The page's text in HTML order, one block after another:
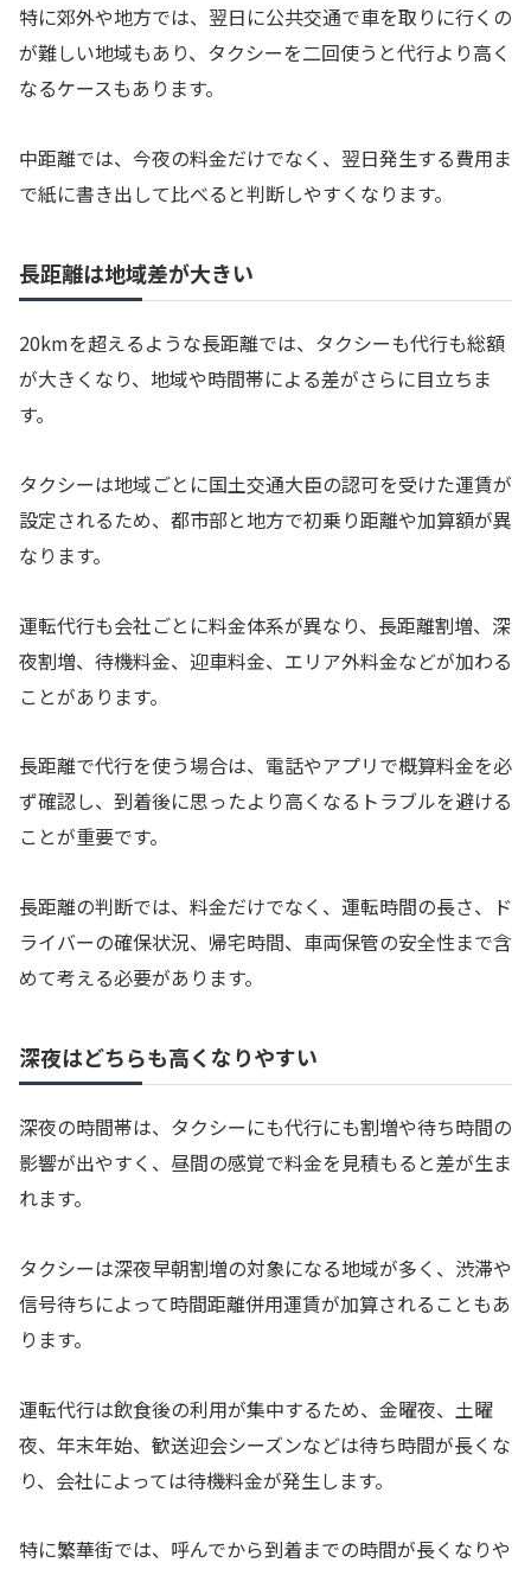
特に郊外や地方では、翌日に公共交通で車を取りに行くの
が難しい地域もあり、タクシーを二回使うと代行より高く
なるケースもあります。
中距離では、今夜の料金だけでなく、翌日発生する費用ま
で紙に書き出して比べると判断しやすくなります。
長距離は地域差が大きい
20kmを超えるような長距離では、タクシーも代行も総額
が大きくなり、地域や時間帯による差がさらに目立ちま
す。
タクシーは地域ごとに国土交通大臣の認可を受けた運賃が
設定されるため、都市部と地方で初乗り距離や加算額が異
なります。
運転代行も会社ごとに料金体系が異なり、長距離割増、深
夜割増、待機料金、迎車料金、エリア外料金などが加わる
ことがあります。
長距離で代行を使う場合は、電話やアプリで概算料金を必
ず確認し、到着後に思ったより高くなるトラブルを避ける
ことが重要です。
長距離の判断では、料金だけでなく、運転時間の長さ、ド
ライバーの確保状況、帰宅時間、車両保管の安全性まで含
めて考える必要があります。
深夜はどちらも高くなりやすい
深夜の時間帯は、タクシーにも代行にも割増や待ち時間の
影響が出やすく、昼間の感覚で料金を見積もると差が生ま
れます。
タクシーは深夜早朝割増の対象になる地域が多く、渋滞や
信号待ちによって時間距離併用運賃が加算されることもあ
ります。
運転代行は飲食後の利用が集中するため、金曜夜、土曜
夜、年末年始、歓送迎会シーズンなどは待ち時間が長くな
り、会社によっては待機料金が発生します。
特に繁華街では、呼んでから到着までの時間が長くなりや